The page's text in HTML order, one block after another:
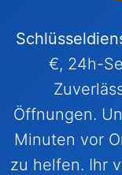
€, 24h-
Öffnungen.
Minuten vor
zu helfen. Ihr